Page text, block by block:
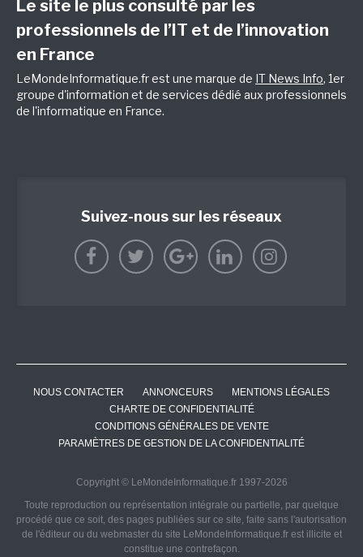
Le site le plus consulté par les
professionnels de l’IT et de l’innovation
en France
LeMondeInformatique.fr est une marque de IT News Info, 1er
groupe d'information et de services dédié aux professionnels
de l'informatique en France.
Suivez-nous sur les réseaux
NOUS CONTACTER ANNONCEURS
MENTIONS LÉGALES
CHARTE DE CONFIDENTIALITÉ
CONDITIONS GÉNÉRALES DE VENTE
PARAMÈTRES DE GESTION DE LA CONFIDENTIALITÉ
Copyright © LeMondeInformatique.fr 1997-2026
Toute reproduction ou représentation intégrale ou partielle, par quelque
procédé que ce soit, des pages publiées sur ce site, faite sans l'autorisation
de l'éditeur ou du webmaster du site LeMondeInformatique.fr est illicite et
constitue une contrefaçon.